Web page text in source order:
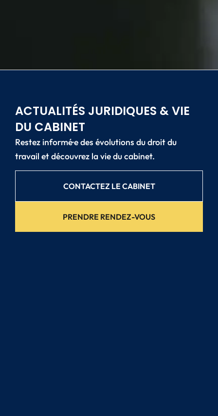
ACTUALITÉS JURIDIQUES & VIE
DU CABINET
Restez informé·e des évolutions du droit du
travail et découvrez la vie du cabinet.
CONTACTEZ LE CABINET
PRENDRE RENDEZ-VOUS